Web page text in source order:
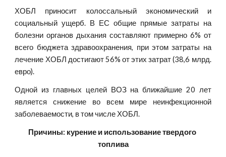
ХОБЛ приносит колоссальный экономический и
социальный ущерб. В ЕС общие прямые затраты на
болезни органов дыхания составляют примерно 6% от
всего бюджета здравоохранения, при этом затраты на
лечение ХОБЛ достигают 56% от этих затрат (38,6 млрд.
евро).
Одной из главных целей ВОЗ на ближайшие 20 лет
является снижение во всем мире неинфекционной
заболеваемости, в том числе ХОБЛ.
Причины: курение и использование твердого
топлива